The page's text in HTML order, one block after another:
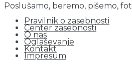
Poslušamo, beremo, pišemo,
Pravilnik o zasebnosti
Center zasebnosti
O nas
Oglaševanje
Kontakt
Impresum